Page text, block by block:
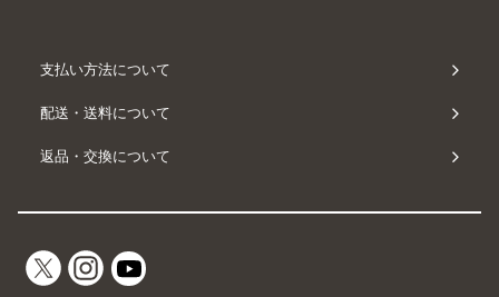
支払い方法について
配送・送料について
返品・交換について